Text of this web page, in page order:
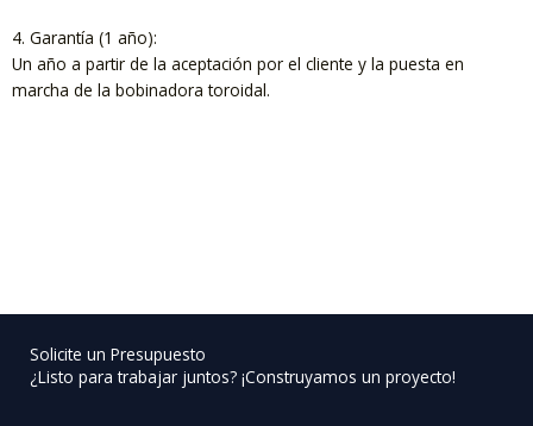
4. Garantía (1 año):
Un año a partir de la aceptación por el cliente y la puesta en
marcha de la bobinadora toroidal.
Solicite un Presupuesto
¿Listo para trabajar juntos? ¡Construyamos un proyecto!